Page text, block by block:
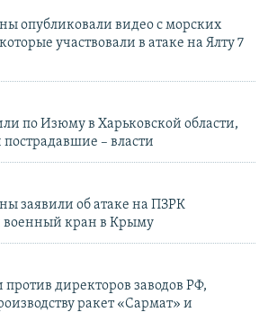
опубликовали видео с морских
участвовали в атаке на Ялту 7
по Изюму в Харьковской области,
– власти
заявили об атаке на ПЗРК
военный кран в Крыму
директоров заводов РФ,
ракет «Сармат» и